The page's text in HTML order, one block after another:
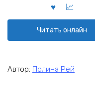
Читать онлайн
Автор: Полина Рей